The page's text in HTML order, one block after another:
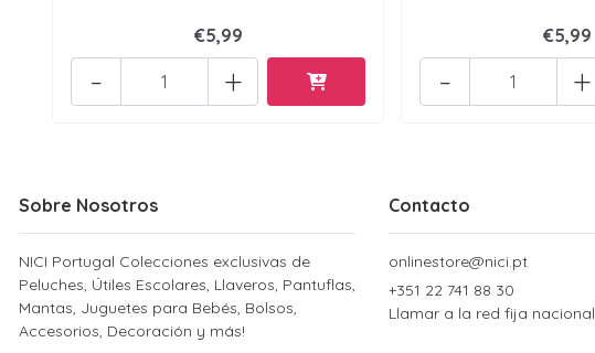
€5,99
+
-
€5,99
+
-
Sobre Nosotros
NICI Portugal Colecciones exclusivas de
Peluches, Útiles Escolares, Llaveros, Pantuflas,
Mantas, Juguetes para Bebés, Bolsos,
Accesorios, Decoración y más!
Contacto
onlinestore@nici.pt
+351 22 741 88 30
Llamar a la red fija nacional